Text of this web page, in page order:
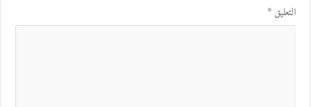
التعليق*